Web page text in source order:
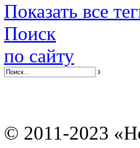
Показать все
Поиск
по сайту
© 2011-2023